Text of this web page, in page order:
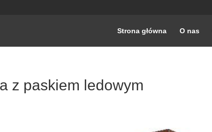
Strona główna O nas
z paskiem ledowym